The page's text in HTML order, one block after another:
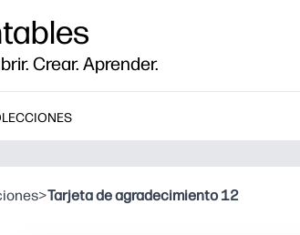
Crear. Aprender.
>Tarjeta de agradecimiento 12